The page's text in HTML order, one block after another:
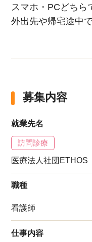
スマホ・PCどちら
外出先や帰宅途中
募集内容
就業先名
訪問診療
医療法人社団
職種
看護師
仕事内容